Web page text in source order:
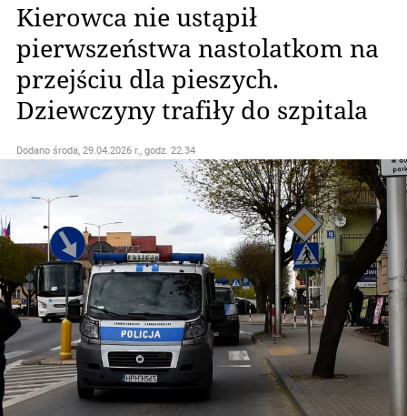
Kierowca nie ustąpił
pierwszeństwa nastolatkom na
przejściu dla pieszych.
Dziewczyny trafiły do szpitala
Dodano środa, 29.04.2026 r., godz. 22.34